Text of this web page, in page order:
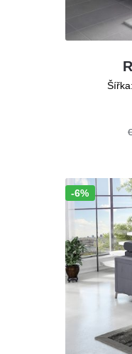
Šířka:
Sleva!
-6%